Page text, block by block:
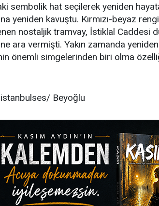
sembolik hat seçilerek yeniden
yeniden kavuştu. Kırmızı-beyaz
nostaljik tramvay, İstiklal Caddesi
ara vermişti. Yakın zamanda
önemli simgelerinden biri olma
istanbulses/ Beyoğlu